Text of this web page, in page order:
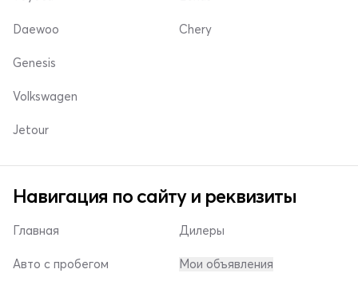
Daewoo Chery
Genesis
Volkswagen
Jetour
Навигация по сайту и реквизиты
Главная
Авто с пробегом
Дилеры
Мои объявления